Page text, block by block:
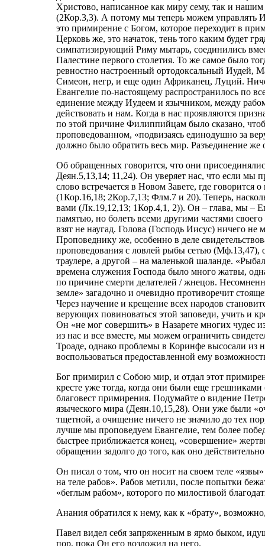
Христово, написанное как миру сему, так и
(2Кор.3,3). А потому мы теперь можем управлять
это примирение с Богом, которое переходит в
Церковь же, это начаток, тень того каким будет
симпатизирующий Риму мытарь, соединились
Палестине первого столетия. То же самое было
ревностно настроенный ортодоксальный Иудей,
Симеон, негр, и еще один Африканец, Луций.
Евангелие по-настоящему распространилось по
единение между Иудеем и язычником, между
действовать и нам. Когда в нас проявляются
по этой причине Филиппийцам было сказано,
проповедованном, «подвизаясь единодушно за
должно было обратить весь мир. Разъединение
Об обращенных говорится, что они
Деян.5,13,14; 11,24). Он уверяет нас, что если
слово встречается в Новом Завете, где говорится
(1Кор.16,18; 2Кор.7,13; Флм.7 и 20). Теперь,
вами (Лк.19,12,13; 1Кор.4,1, 2)). Он – глава, мы –
памятью, но болеть всеми другими частями
взят не наугад. Голова (Господь Иисус) ничего
Проповеднику же, особенно в деле
проповедования с ловлей рыбы сетью (Мф.13,47),
траулере, а другой – на маленькой шаланде.
времена служения Господа было много жатвы,
по причине смерти делателей / жнецов.
земле» загадочно и очевидно противоречит
Через научение и крещение всех народов
верующих повиноваться этой заповеди, учить и
Он «не мог совершить» в Назарете многих чудес
из нас и все вместе, мы можем ограничить
Троаде, однако проблемы в Коринфе высосали из
воспользоваться предоставленной ему
Бог примирил с Собою мир, и отдал этот
кресте уже тогда, когда они были еще
благовест примирения. Подумайте о видение
языческого мира (Деян.10,15,28). Они уже были
тщетной, а очищение ничего не значило до тех
лучше мы проповедуем Евангелие, тем более
быстрее приближается конец, «совершение»
обращении задолго до того, как оно
Он писал о том, что он носит на своем теле
на теле рабов». Рабов метили, после попытки
«беглым рабом», которого по милостивой
Анания обратился к нему, как к «брату»,
Павел видел себя запряженным в ярмо быком,
пор, пока Он его возложил на него.